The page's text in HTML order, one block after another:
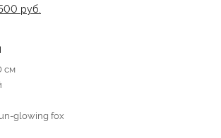
руб.
см
glowing fox